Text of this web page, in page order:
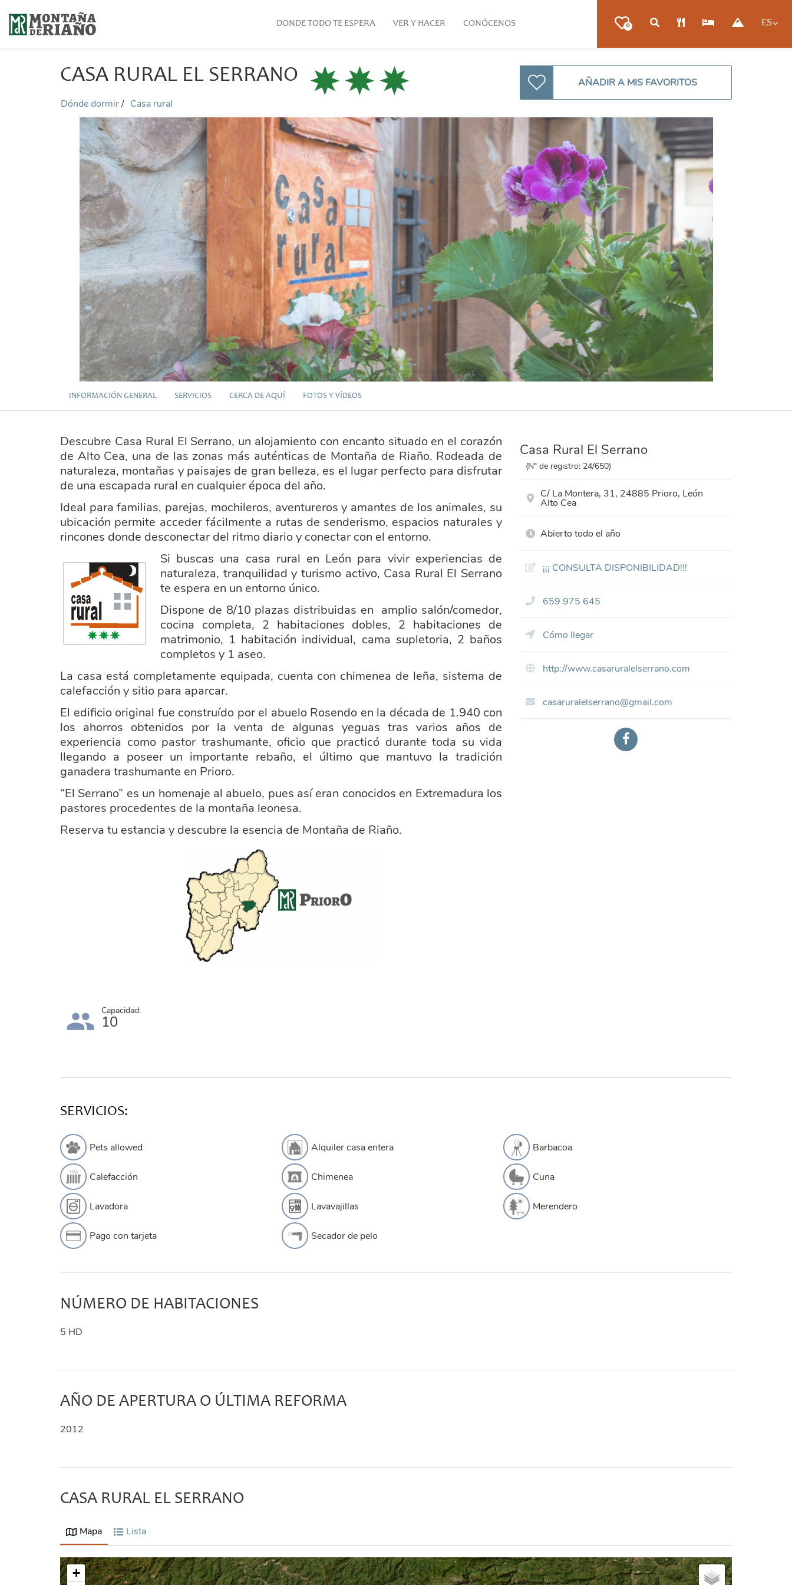
0 ES
DONDE TODO TE ESPERA VER Y HACER CONÓCENOS
CASA RURAL EL SERRANO
Dónde dormir Casa rural
AÑADIR A MIS FAVORITOS
INFORMACIÓN GENERAL SERVICIOS CERCA DE AQUÍ FOTOS Y VÍDEOS
Descubre Casa Rural El Serrano, un alojamiento con encanto situado en el corazón
de Alto Cea, una de las zonas más auténticas de Montaña de Riaño. Rodeada de
naturaleza, montañas y paisajes de gran belleza, es el lugar perfecto para disfrutar
de una escapada rural en cualquier época del año.
Ideal para familias, parejas, mochileros, aventureros y amantes de los animales, su
ubicación permite acceder fácilmente a rutas de senderismo, espacios naturales y
rincones donde desconectar del ritmo diario y conectar con el entorno.
casa_rrural_3_estrellas.pngSi buscas una casa rural en León para vivir experiencias de
naturaleza, tranquilidad y turismo activo, Casa Rural El Serrano
te espera en un entorno único.
Dispone de 8/10 plazas distribuidas en amplio salón/comedor,
cocina completa, 2 habitaciones dobles, 2 habitaciones de
matrimonio, 1 habitación individual, cama supletoria, 2 baños
completos y 1 aseo.
La casa está completamente equipada, cuenta con chimenea de leña, sistema de
calefacción y sitio para aparcar.
El edificio original fue construído por el abuelo Rosendo en la década de 1.940 con
los ahorros obtenidos por la venta de algunas yeguas tras varios años de
experiencia como pastor trashumante, oficio que practicó durante toda su vida
llegando a poseer un importante rebaño, el último que mantuvo la tradición
ganadera trashumante en Prioro.
“El Serrano” es un homenaje al abuelo, pues así eran conocidos en Extremadura los
pastores procedentes de la montaña leonesa.
Reserva tu estancia y descubre la esencia de Montaña de Riaño.
Capacidad:
10
Casa Rural El Serrano
(Nº de registro: 24/650)
C/ La Montera, 31, 24885 Prioro, León
Alto Cea
Abierto todo el año
¡¡¡ CONSULTA DISPONIBILIDAD!!!
659 975 645
Cómo llegar
http://www.casaruralelserrano.com
casaruralelserrano@gmail.com
SERVICIOS:
Pets allowed Alquiler casa entera Barbacoa
Calefacción Chimenea Cuna
Lavadora Lavavajillas Merendero
Pago con tarjeta Secador de pelo
NÚMERO DE HABITACIONES
5 HD
AÑO DE APERTURA O ÚLTIMA REFORMA
2012
CASA RURAL EL SERRANO
Mapa Lista
+